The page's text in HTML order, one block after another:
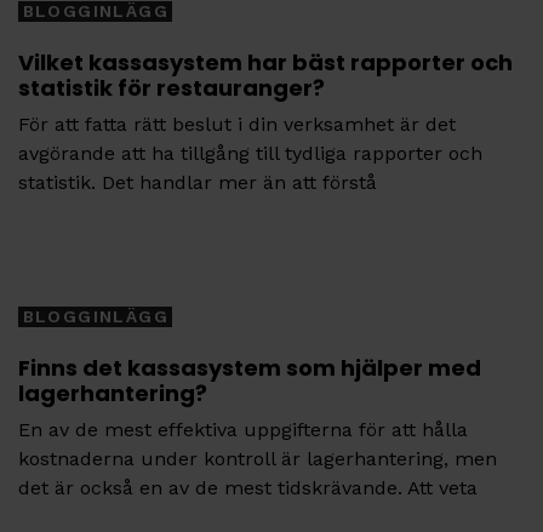
BLOGGINLÄGG
Vilket kassasystem har bäst rapporter och
statistik för restauranger?
För att fatta rätt beslut i din verksamhet är det
avgörande att ha tillgång till tydliga rapporter och
statistik. Det handlar mer än att förstå
BLOGGINLÄGG
Finns det kassasystem som hjälper med
lagerhantering?
En av de mest effektiva uppgifterna för att hålla
kostnaderna under kontroll är lagerhantering, men
det är också en av de mest tidskrävande. Att veta